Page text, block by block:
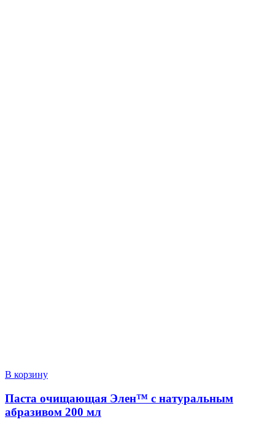
В корзину
Паста очищающая Элен™ с натуральным
абразивом 200 мл